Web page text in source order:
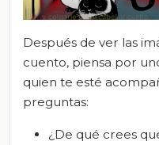
Después de ver las
cuento, piensa por
quien te esté
preguntas:
¿De qué crees